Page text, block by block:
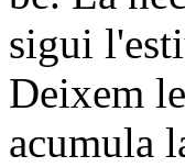
sigui
Deixem
acumula